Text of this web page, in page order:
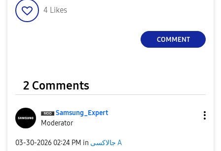
4 Likes
COMMENT
2 Comments
Samsung_Expert
Moderator
‎03-30-2026 02:24 PM in جالاكسى A